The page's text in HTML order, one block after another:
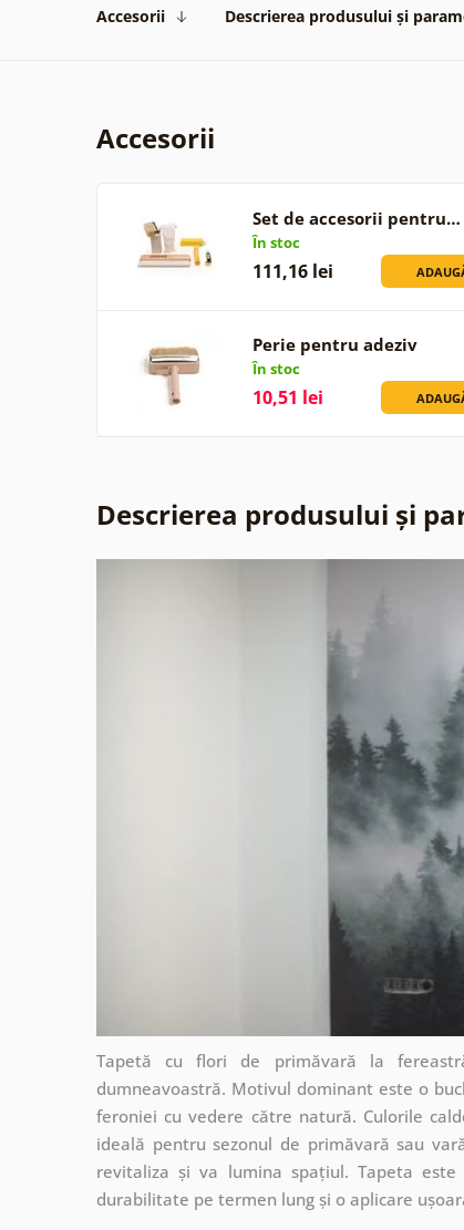
Accesorii Descrierea produsului și
Accesorii
Set de accesorii pentru…
În stoc
111,16 lei
Perie pentru adeziv
În stoc
10,51 lei
Descrierea produsului și
Tapetă cu flori de primăvară la
dumneavoastră. Motivul dominant este o
feroniei cu vedere către natură. Culorile
ideală pentru sezonul de primăvară sau
revitaliza și va lumina spațiul. Tapeta
durabilitate pe termen lung și o aplicare